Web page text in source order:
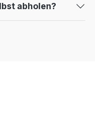
abholen?